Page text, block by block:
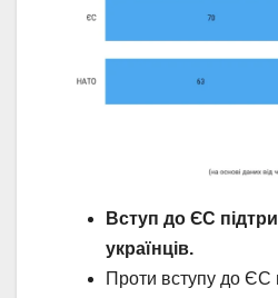
Вступ до ЄС
українців.
Проти вступу до ЄС